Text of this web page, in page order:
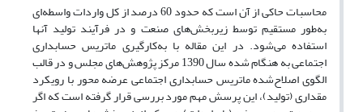
محاسبات حاکی از آن است که حدود 60 درصد از کل واردات واسطه‌ای
به‌طور مستقیم توسط زیربخش‌های صنعت و در فرآیند تولید آنها
استفاده می‌شود. در این مقاله با به‌کارگیری ماتریس حسابداری
اجتماعی به هنگام شده سال 1390 مرکز پژوهش‌های مجلس و در قالب
الگوی اصلاح‌شده ماتریس حسابداری اجتماعی عرضه محور با رویکرد
مقداری (تولید)، این پرسش مهم مورد بررسی قرار گرفته است که اگر